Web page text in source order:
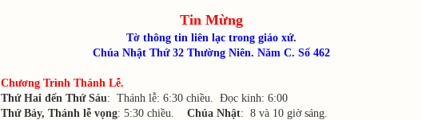
Tin Mừng
Tờ thông tin liên lạc trong giáo xứ.
Chúa Nhật Thứ 32 Thường Niên. Năm C. Số 462
Chương Trình Thánh Lễ.
Thứ Hai đến Thứ Sáu: Thánh lễ: 6:30 chiều. Đọc kinh: 6:00
Thứ Bảy, Thánh lễ vọng: 5:30 chiều. Chúa Nhật: 8 và 10 giờ sáng.